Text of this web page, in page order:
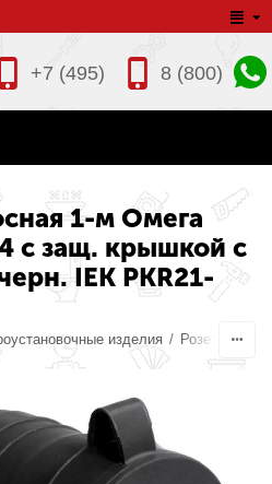
8 (800)
+7 (495)
1-м Омега
с защ. крышкой с
IEK PKR21-
изделия / Розетки